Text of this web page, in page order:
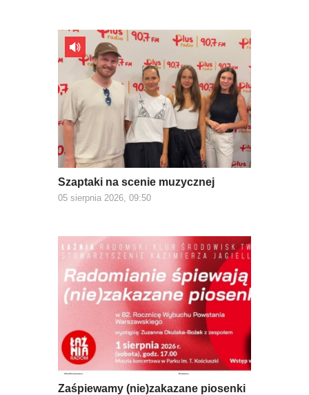
Szaptaki na scenie muzycznej
05 sierpnia 2026, 09:50
Zaśpiewamy (nie)zakazane piosenki